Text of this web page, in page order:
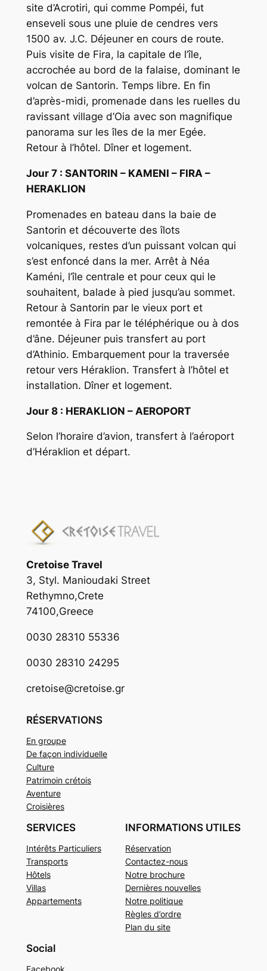
site d’Acrotiri, qui comme Pompéi, fut
enseveli sous une pluie de cendres vers
1500 av. J.C. Déjeuner en cours de route.
Puis visite de Fira, la capitale de l’île,
accrochée au bord de la falaise, dominant le
volcan de Santorin. Temps libre. En fin
d’après-midi, promenade dans les ruelles du
ravissant village d’Oia avec son magnifique
panorama sur les îles de la mer Egée.
Retour à l’hôtel. Dîner et logement.
Jour 7 : SANTORIN – KAMENI – FIRA –
HERAKLION
Promenades en bateau dans la baie de
Santorin et découverte des îlots
volcaniques, restes d’un puissant volcan qui
s’est enfoncé dans la mer. Arrêt à Néa
Kaméni, l’île centrale et pour ceux qui le
souhaitent, balade à pied jusqu’au sommet.
Retour à Santorin par le vieux port et
remontée à Fira par le téléphérique ou à dos
d’âne. Déjeuner puis transfert au port
d’Athinio. Embarquement pour la traversée
retour vers Héraklion. Transfert à l’hôtel et
installation. Dîner et logement.
Jour 8 : HERAKLION – AEROPORT
Selon l’horaire d’avion, transfert à l’aéroport
d’Héraklion et départ.
Cretoise Travel
3, Styl. Manioudaki Street
Rethymno,Crete
74100,Greece
0030 28310 55336
0030 28310 24295
cretoise@cretoise.gr
RÉSERVATIONS
En groupe
De façon individuelle
Culture
Patrimoin crétois
Aventure
Croisières
SERVICES
Intérêts Particuliers
Transports
Hôtels
Villas
Appartements
INFORMATIONS UTILES
Réservation
Contactez-nous
Notre brochure
Dernières nouvelles
Notre politique
Règles d’ordre
Plan du site
Social
Facebook